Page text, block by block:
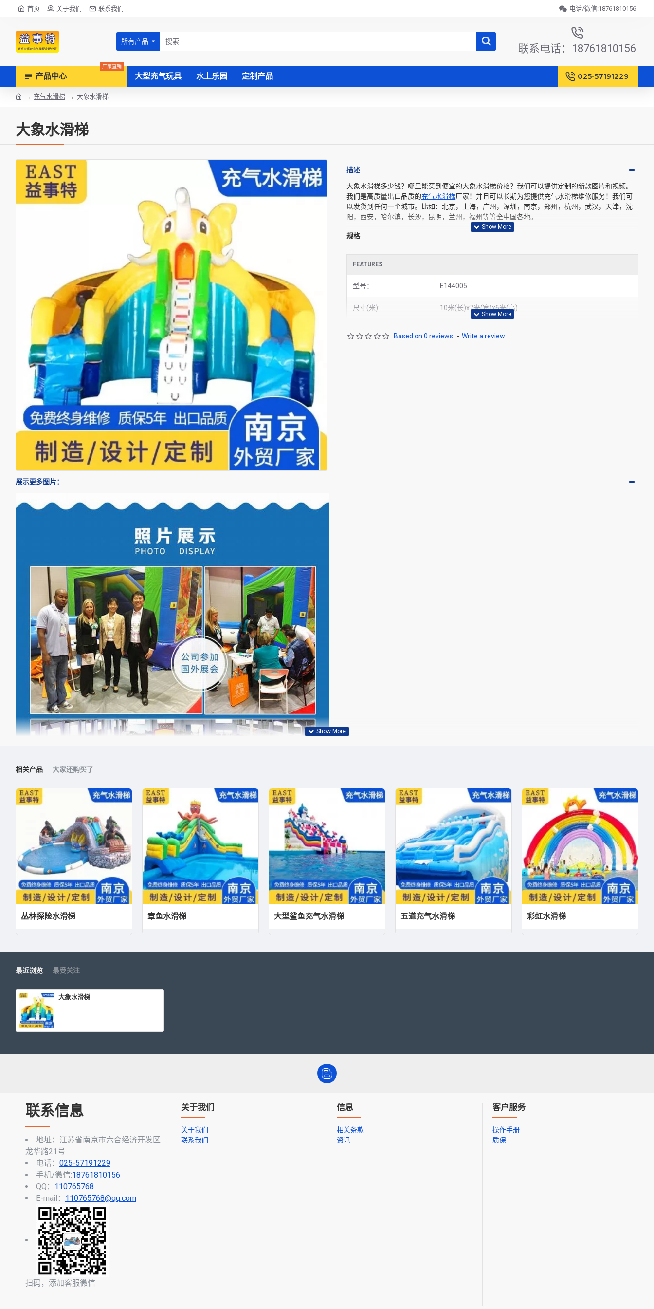
首页 关于我们 联系我们 电话/微信:18761810156
所有产品
联系电话：18761810156
产品中心
厂家直销
大型充气玩具 水上乐园 定制产品 025-57191229
充气水滑梯 大象水滑梯
大象水滑梯
描述
大象水滑梯多少钱？哪里能买到便宜的大象水滑梯价格？我们可以提供定制的新款图片和视频。
我们是高质量出口品质的充气水滑梯厂家！并且可以长期为您提供充气水滑梯维修服务！我们可
以发货到任何一个城市。比如：北京，上海，广州，深圳，南京，郑州，杭州，武汉，天津，沈
阳，西安，哈尔滨，长沙，昆明，兰州，福州等等全中国各地。
规格
FEATURES
型号： E144005
尺寸(米): 10米(长)x7米(宽)x6米(高)
Based on 0 reviews. - Write a review
展示更多图片：
相关产品 大家还购买了
丛林探险水滑梯 章鱼水滑梯 大型鲨鱼充气水滑梯 五道充气水滑梯 彩虹水滑梯
最近浏览 最受关注
大象水滑梯
联系信息
地址：江苏省南京市六合经济开发区
龙华路21号
电话： 025-57191229
手机/微信:18761810156
QQ： 110765768
E-mail： 110765768@qq.com
扫码，添加客服微信
关于我们
关于我们
联系我们
信息
相关条款
资讯
客户服务
操作手册
质保